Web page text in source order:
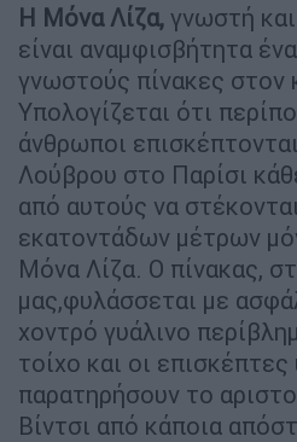
Η Μόνα Λίζα, γνωστή
είναι αναμφισβήτητα
γνωστούς πίνακες στον
Υπολογίζεται ότι
άνθρωποι
Λούβρου στο Παρίσι
από αυτούς να
εκατοντάδων μέτρων
Μόνα Λίζα. Ο πίνακας,
μας,φυλάσσεται με
χοντρό γυάλινο
τοίχο και οι
παρατηρήσουν το
Βίντσι από κάποια